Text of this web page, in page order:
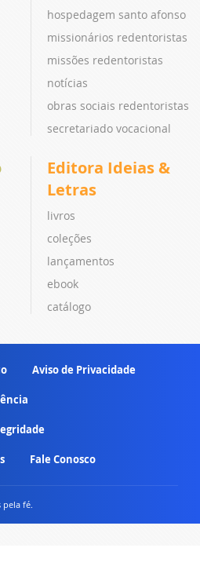
hospedagem santo afonso
missionários redentoristas
missões redentoristas
notícias
obras sociais redentoristas
secretariado vocacional
Editora Ideias &
Letras
livros
coleções
lançamentos
ebook
catálogo
Aviso de Privacidade
Fale Conosco
fé.